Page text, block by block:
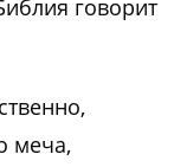
говорит
меча,